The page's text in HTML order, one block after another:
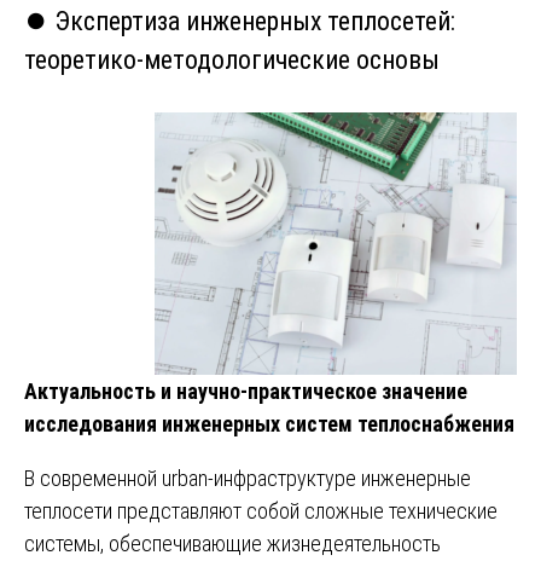
⏺️ Экспертиза инженерных теплосетей:
теоретико-методологические основы
Актуальность и научно-практическое значение
исследования инженерных систем теплоснабжения
В современной urban-инфраструктуре инженерные
теплосети представляют собой сложные технические
системы, обеспечивающие жизнедеятельность